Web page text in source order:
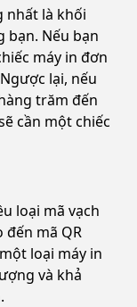
nhất là khối
bạn. Nếu bạn
máy in đơn
lại, nếu
trăm đến
cần một chiếc
loại mã vạch
đến mã QR
loại máy in
và khả